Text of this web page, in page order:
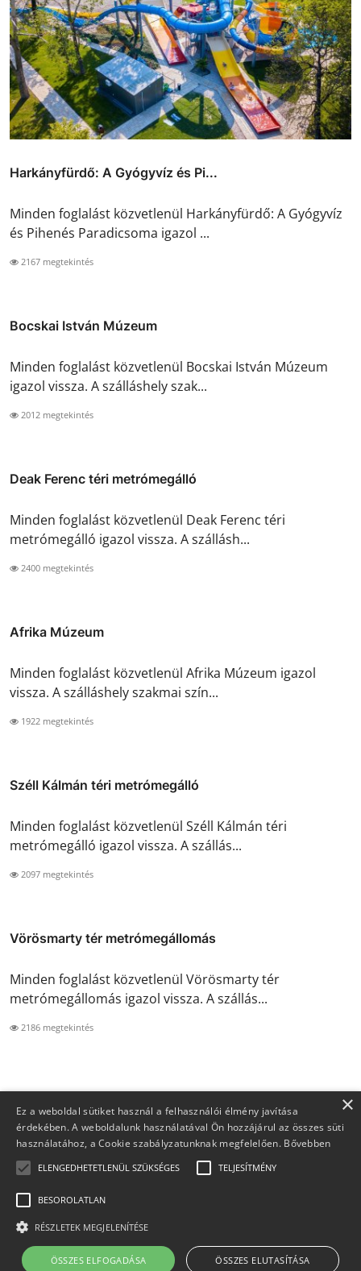
Harkányfürdő: A Gyógyvíz és Pi...
Minden foglalást közvetlenül Harkányfürdő: A Gyógyvíz
és Pihenés Paradicsoma igazol ...
2167 megtekintés
Bocskai István Múzeum
Minden foglalást közvetlenül Bocskai István Múzeum
igazol vissza. A szálláshely szak...
2012 megtekintés
Deak Ferenc téri metrómegálló
Minden foglalást közvetlenül Deak Ferenc téri
metrómegálló igazol vissza. A szállásh...
2400 megtekintés
Afrika Múzeum
Minden foglalást közvetlenül Afrika Múzeum igazol
vissza. A szálláshely szakmai szín...
1922 megtekintés
Széll Kálmán téri metrómegálló
Minden foglalást közvetlenül Széll Kálmán téri
metrómegálló igazol vissza. A szállás...
2097 megtekintés
Vörösmarty tér metrómegállomás
Minden foglalást közvetlenül Vörösmarty tér
metrómegállomás igazol vissza. A szállás...
2186 megtekintés
Copyright 2026 Foglaljma.hu - Minden jog fenntartva.
Felelősségkizárás
Partnerek
×
Ez a weboldal sütiket használ a felhasználói élmény javítása
érdekében. A weboldalunk használatával Ön hozzájárul az összes süti
használatához, a Cookie szabályzatunknak megfelelően. Bővebben
ELENGEDHETETLENÜL SZÜKSÉGES TELJESÍTMÉNY
BESOROLATLAN
RÉSZLETEK MEGJELENÍTÉSE
ÖSSZES ELFOGADÁSA ÖSSZES ELUTASÍTÁSA